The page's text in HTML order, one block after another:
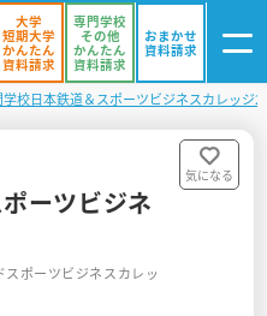
資料リスト
を探す
大学
短期大学
かんたん
資料請求
専門学校
その他
かんたん
資料請求
おまかせ
資料請求
学校日本鉄道＆スポーツビジネスカレッジ
ーツビジネ
ポーツビジネスカレッ
気になる